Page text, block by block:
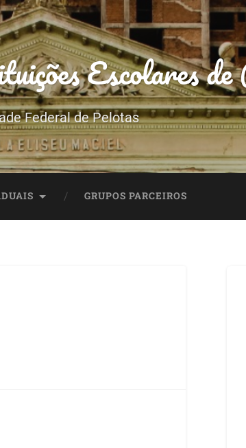
Escolares
Federal de Pelotas
GRUPOS PARCEIROS